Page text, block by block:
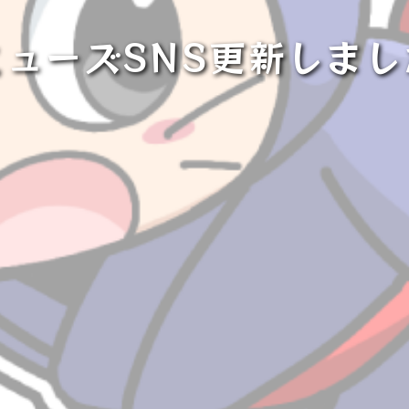
ーズSNS更新しま